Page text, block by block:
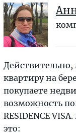
квартиру на
покупаете
возможность
RESIDENCE
это: